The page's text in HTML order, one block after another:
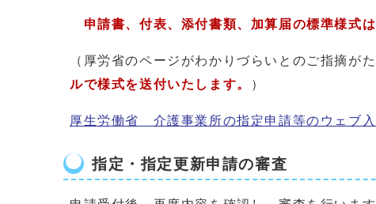
申請書、付表、添付書類、加算届の標準様式
（厚労省のページがわかりづらいとのご指摘が
ルで様式を送付いたします。
）
厚生労働省 介護事業所の指定申請等のウェブ
指定・指定更新申請の審査